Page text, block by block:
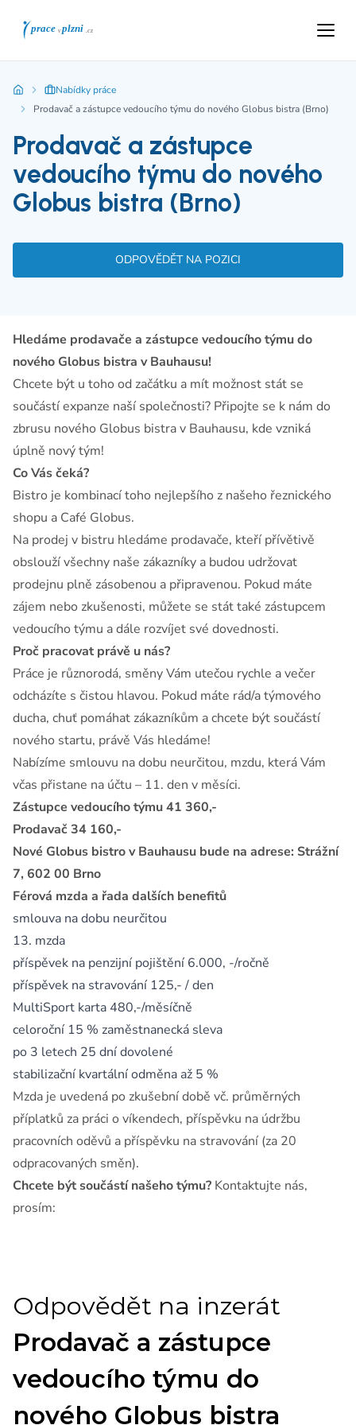
Nabídky práce
Prodavač a zástupce vedoucího týmu do nového Globus bistra (Brno)
Prodavač a zástupce
vedoucího týmu do nového
Globus bistra (Brno)
ODPOVĚDĚT NA POZICI
Hledáme prodavače a zástupce vedoucího týmu do
nového Globus bistra v Bauhausu!
Chcete být u toho od začátku a mít možnost stát se
součástí expanze naší společnosti? Připojte se k nám do
zbrusu nového Globus bistra v Bauhausu, kde vzniká
úplně nový tým!
Co Vás čeká?
Bistro je kombinací toho nejlepšího z našeho řeznického
shopu a Café Globus.
Na prodej v bistru hledáme prodavače, kteří přívětivě
obslouží všechny naše zákazníky a budou udržovat
prodejnu plně zásobenou a připravenou. Pokud máte
zájem nebo zkušenosti, můžete se stát také zástupcem
vedoucího týmu a dále rozvíjet své dovednosti.
Proč pracovat právě u nás?
Práce je různorodá, směny Vám utečou rychle a večer
odcházíte s čistou hlavou. Pokud máte rád/a týmového
ducha, chuť pomáhat zákazníkům a chcete být součástí
nového startu, právě Vás hledáme!
Nabízíme smlouvu na dobu neurčitou, mzdu, která Vám
včas přistane na účtu – 11. den v měsíci.
Zástupce vedoucího týmu 41 360,-
Prodavač 34 160,-
Nové Globus bistro v Bauhausu bude na adrese: Strážní
7, 602 00 Brno
Férová mzda a řada dalších benefitů
smlouva na dobu neurčitou
13. mzda
příspěvek na penzijní pojištění 6.000, -/ročně
příspěvek na stravování 125,- / den
MultiSport karta 480,-/měsíčně
celoroční 15 % zaměstnanecká sleva
po 3 letech 25 dní dovolené
stabilizační kvartální odměna až 5 %
Mzda je uvedená po zkušební době vč. průměrných
příplatků za práci o víkendech, příspěvku na údržbu
pracovních oděvů a příspěvku na stravování (za 20
odpracovaných směn).
Chcete být součástí našeho týmu? Kontaktujte nás,
prosím: